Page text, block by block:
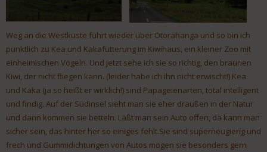
Weg an die Westküste führt wieder über Otorahanga und so bin ich
pünktlich zu Kea und Kakafütterung im Kiwihaus, ein kleiner Zoo mit
einheimischen Vögeln. Und jetzt sehe ich sie so richtig, den braunen
Kiwi, der nicht fliegen kann. (leider habe ich ihn nicht erwischt!) Kea
und Kaka (ja so heißt er wirklich!) sind Papageienarten, total intelligent
und findig. Auf der Südinsel sieht man sie eher draußen in der Natur
und dann kommen sie betteln. Läßt man sein Auto offen, da kann man
sicher sein, das hinter her so einiges fehlt.Sie sind superneugierig und
frech und Gummidichtungen von Autos mögen sie besonders gern